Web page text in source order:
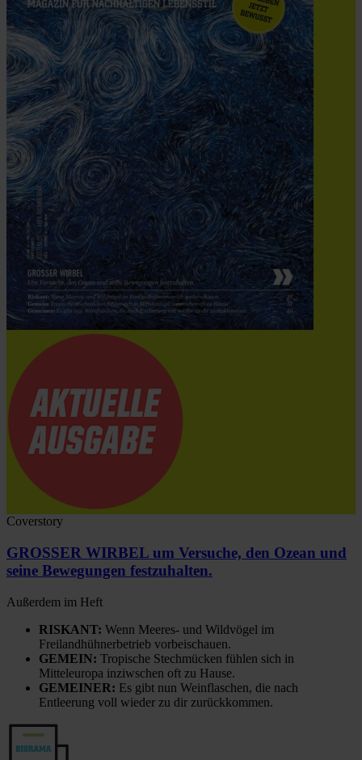
Coverstory
GROSSER WIRBEL um Versuche, den Ozean und
seine Bewegungen festzuhalten.
Außerdem im Heft
RISKANT: Wenn Meeres- und Wildvögel im
Freilandhühnerbetrieb vorbeischauen.
GEMEIN: Tropische Stechmücken fühlen sich in
Mitteleuropa inziwschen oft zu Hause.
GEMEINER: Es gibt nun Weinflaschen, die nach
Entleerung voll wieder zu dir zurückkommen.